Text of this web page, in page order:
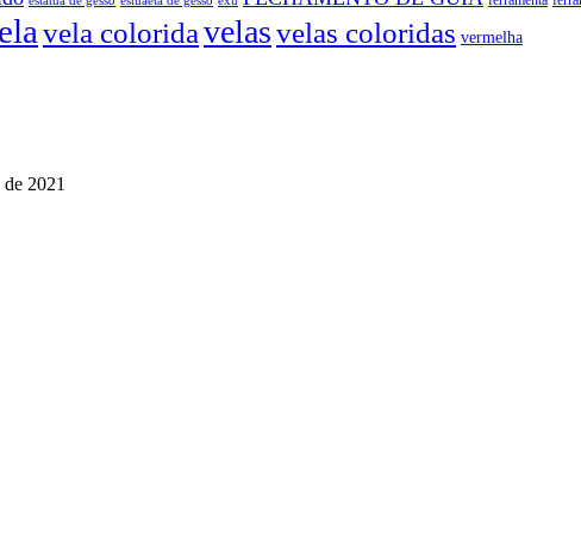
vela coloridavelasvelas coloridas vermelha
2021